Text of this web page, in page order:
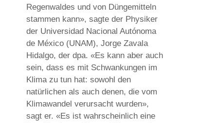
Regenwaldes und von Düngemitteln
stammen kann», sagte der Physiker
der Universidad Nacional Autónoma
de México (UNAM), Jorge Zavala
Hidalgo, der dpa. «Es kann aber auch
sein, dass es mit Schwankungen im
Klima zu tun hat: sowohl den
natürlichen als auch denen, die vom
Klimawandel verursacht wurden»,
sagt er. «Es ist wahrscheinlich eine